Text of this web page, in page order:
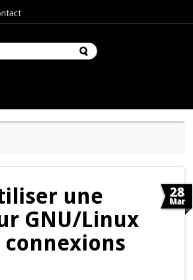
une
GNU/Linux
28
Mar